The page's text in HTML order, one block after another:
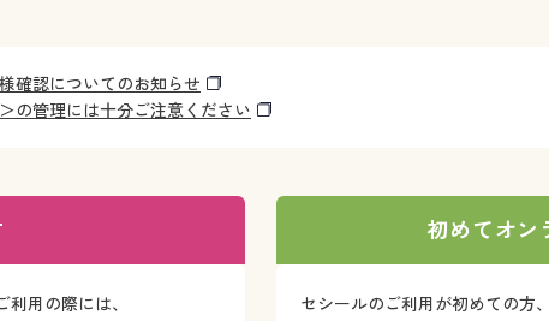
カーテン・ラグ・ファブリック
確認についてのお知らせ
の管理には十分ご注意ください
用の際には、
初めてオン
セシールのご利用が初めての方